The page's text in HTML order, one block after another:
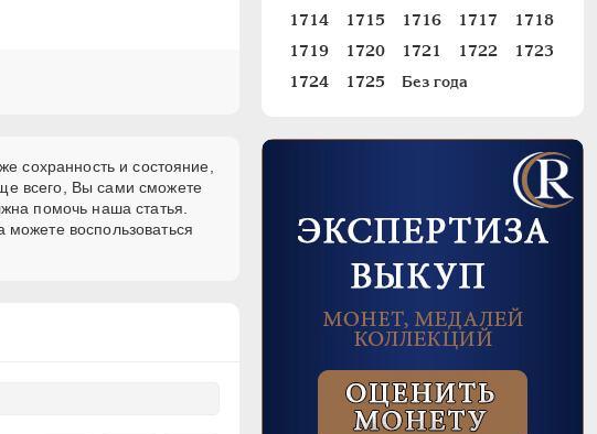
сохранность и состояние,
всего, Вы сами сможете
помочь наша статья.
воспользоваться
1714
1715 1716 1717
1718
1719
1720 1721 1722
1723
1724
1725 Без года